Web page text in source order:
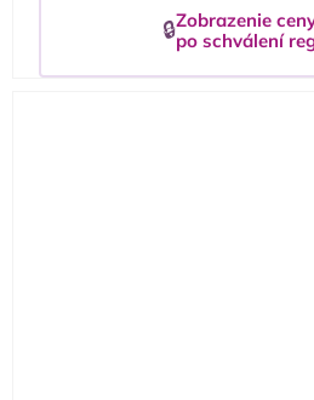
🔒Zobrazenie
po schválení